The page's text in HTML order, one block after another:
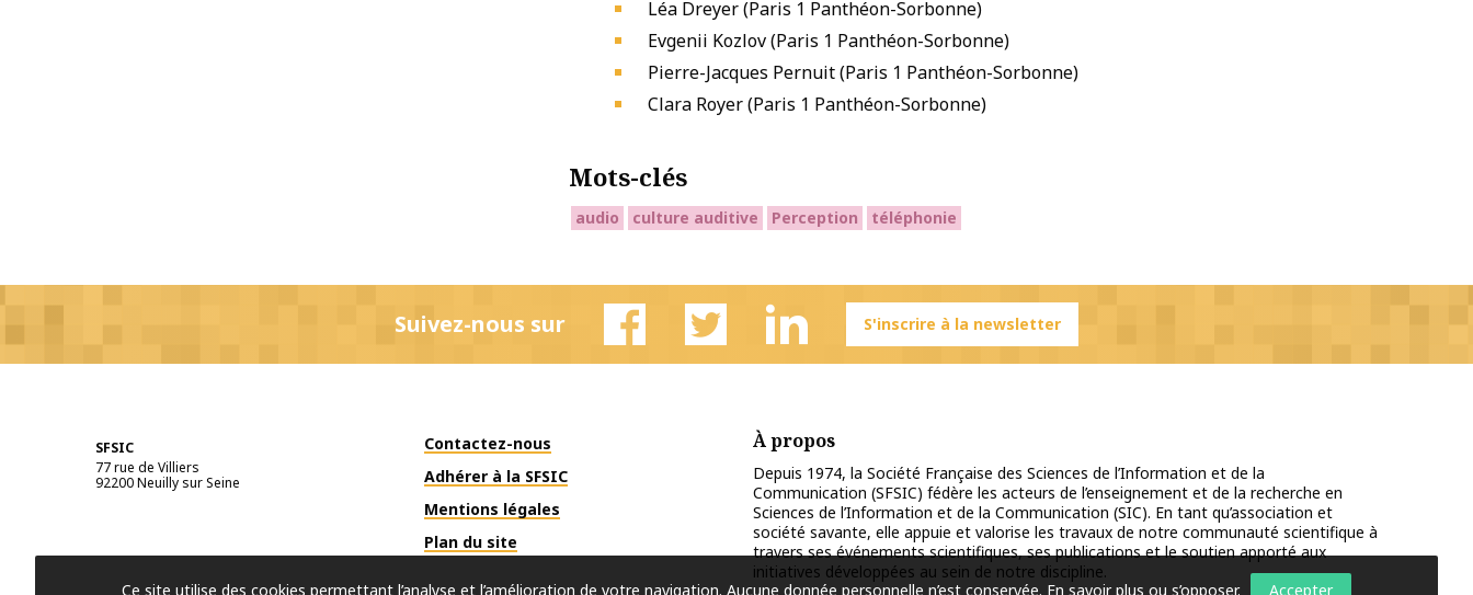
Léa Dreyer (Paris 1 Panthéon-Sorbonne)
Evgenii Kozlov (Paris 1 Panthéon-Sorbonne)
Pierre-Jacques Pernuit (Paris 1 Panthéon-Sorbonne)
Clara Royer (Paris 1 Panthéon-Sorbonne)
Mots-clés
audio culture auditive Perception téléphonie
Suivez-nous sur S'inscrire à la newsletter
SFSIC
77 rue de Villiers
92200Neuilly sur Seine
Contactez-nous
Adhérer à la SFSIC
Mentions légales
Plan du site
À propos
Depuis 1974, la Société Française des Sciences de l’Information et de la
Communication (SFSIC) fédère les acteurs de l’enseignement et de la recherche en
Sciences de l’Information et de la Communication (SIC). En tant qu’association et
société savante, elle appuie et valorise les travaux de notre communauté scientifique à
travers ses événements scientifiques, ses publications et le soutien apporté aux
initiatives développées au sein de notre discipline.
Ce site utilise des cookies permettant l’analyse et l’amélioration de votre navigation. Aucune donnée personnelle n’est conservée. En savoir plus ou s’opposer. Accepter